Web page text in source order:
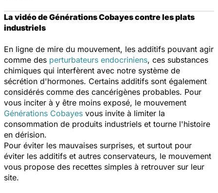
La vidéo de Générations Cobayes contre les plats
industriels
En ligne de mire du mouvement, les additifs pouvant agir
comme des perturbateurs endocriniens, ces substances
chimiques qui interfèrent avec notre système de
sécrétion d'hormones. Certains additifs sont également
considérés comme des cancérigènes probables. Pour
vous inciter à y être moins exposé, le mouvement
Générations Cobayes vous invite à limiter la
consommation de produits industriels et tourne l'histoire
en dérision.
Pour éviter les mauvaises surprises, et surtout pour
éviter les additifs et autres conservateurs, le mouvement
vous propose des recettes simples à retrouver sur leur
site.